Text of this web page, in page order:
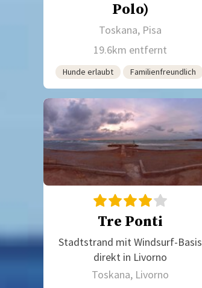
Polo)
Toskana, Pisa
19.6km entfernt
Hunde erlaubt Familienfreundlich
Tre Ponti
Stadtstrand mit Windsurf-Basis
direkt in Livorno
Toskana, Livorno